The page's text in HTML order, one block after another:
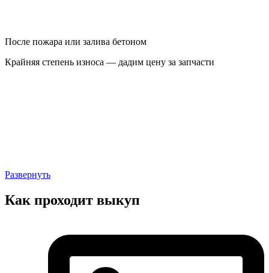
После пожара или залива бетоном
Крайняя степень износа — дадим цену за запчасти
Развернуть
Как проходит выкуп